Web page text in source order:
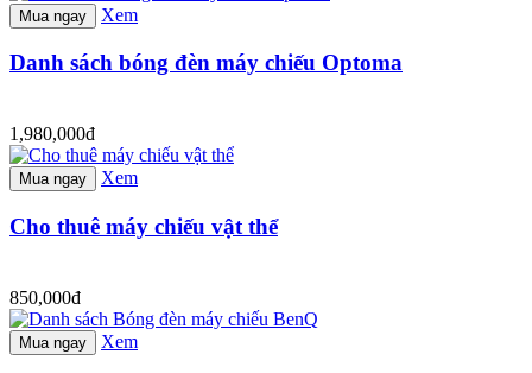
Mua ngay Xem
Danh sách bóng đèn máy chiếu Optoma
1,980,000đ
Mua ngay Xem
Cho thuê máy chiếu vật thể
850,000đ
Mua ngay Xem